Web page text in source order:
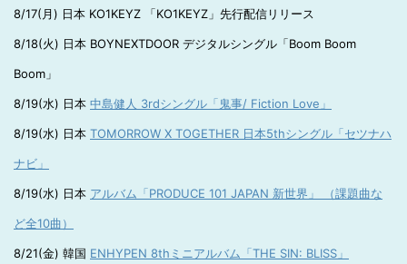
8/17(月) 日本 KO1KEYZ 「KO1KEYZ」先行配信リリース
8/18(火) 日本 BOYNEXTDOOR デジタルシングル「Boom Boom
Boom」
8/19(水) 日本 中島健人 3rdシングル「鬼事/ Fiction Love」
8/19(水) 日本 TOMORROW X TOGETHER 日本5thシングル「セツナハ
ナビ」
8/19(水) 日本 アルバム「PRODUCE 101 JAPAN 新世界」 （課題曲な
ど全10曲）
8/21(金) 韓国 ENHYPEN 8thミニアルバム「THE SIN: BLISS」